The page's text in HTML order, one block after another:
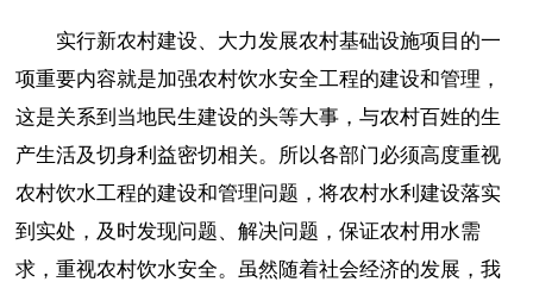
实行新农村建设、大力发展农村基础设施项目的一
项重要内容就是加强农村饮水安全工程的建设和管理，
这是关系到当地民生建设的头等大事，与农村百姓的生
产生活及切身利益密切相关。所以各部门必须高度重视
农村饮水工程的建设和管理问题，将农村水利建设落实
到实处，及时发现问题、解决问题，保证农村用水需
求，重视农村饮水安全。虽然随着社会经济的发展，我